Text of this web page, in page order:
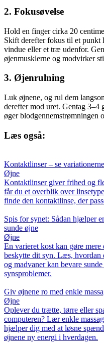
2. Fokusøvelse
Hold en finger cirka 20
Skift derefter fokus til et
vindue eller et træ udenfor.
øjenmusklerne og modvirker
3. Øjenrulning
Luk øjnene, og rul dem
derefter mod uret. Gentag 3–4
øger blodgennemstrømningen
Læs også:
Kontaktlinser – se
Øjne
Kontaktlinser giver frihed og
får du et overblik over
finde den kontaktlinse, der
Spis for synet: Sådan hjælper
sunde øjne
Øjne
En varieret kost kan gøre
beskytte dit syn. Læs, hvordan
og madvaner kan bevare
synsproblemer.
Giv øjnene ro med enkle
Øjne
Oplever du trætte, tørre eller
computeren? Lær enkle
hjælper dig med at løsne
øjnene ny energi i hverdagen.